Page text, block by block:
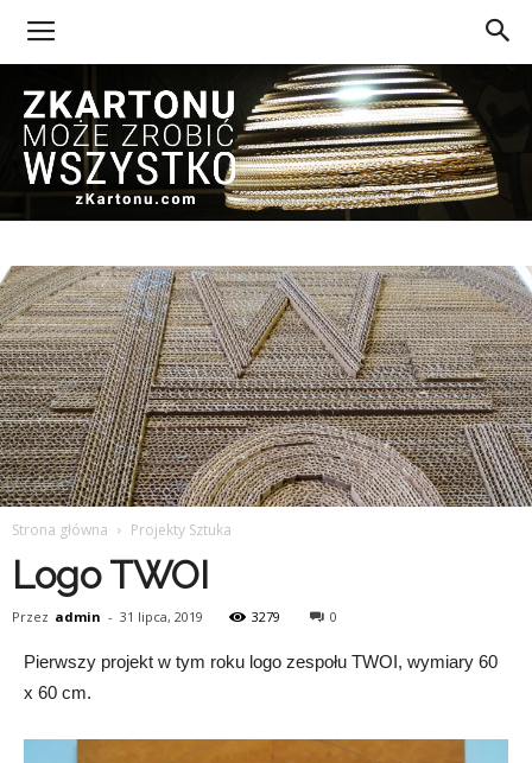
Z
Kartonu
Strona główna Projekty Sztuka
Logo TWOI
Przez admin - 31 lipca, 2019 3279 0
Pierwszy projekt w tym roku logo zespołu TWOI, wymiary 60
x 60 cm.